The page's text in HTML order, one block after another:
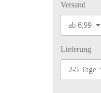
Versand
Lieferung